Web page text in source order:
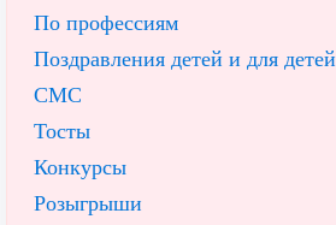
По профессиям
Поздравления детей и для детей
СМС
Тосты
Конкурсы
Розыгрыши